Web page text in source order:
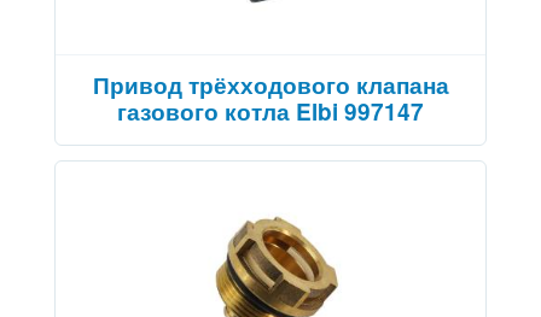
Привод трёхходового клапана
газового котла Elbi 997147